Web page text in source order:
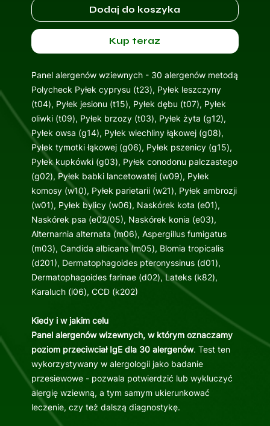
Dodaj do koszyka
Kup teraz
Panel alergenów wziewnych - 30 alergenów metodą
Polycheck Pyłek cyprysu (t23), Pyłek leszczyny
(t04), Pyłek jesionu (t15), Pyłek dębu (t07), Pyłek
oliwki (t09), Pyłek brzozy (t03), Pyłek żyta (g12),
Pyłek owsa (g14), Pyłek wiechliny łąkowej (g08),
Pyłek tymotki łąkowej (g06), Pyłek pszenicy (g15),
Pyłek kupkówki (g03), Pyłek conodonu palczastego
(g02), Pyłek babki lancetowatej (w09), Pyłek
komosy (w10), Pyłek parietarii (w21), Pyłek ambrozji
(w01), Pyłek bylicy (w06), Naskórek kota (e01),
Naskórek psa (e02/05), Naskórek konia (e03),
Alternarnia alternata (m06), Aspergillus fumigatus
(m03), Candida albicans (m05), Blomia tropicalis
(d201), Dermatophagoides pteronyssinus (d01),
Dermatophagoides farinae (d02), Lateks (k82),
Karaluch (i06), CCD (k202)
Kiedy i w jakim celu
Panel alergenów wizewnych, w którym oznaczamy
poziom przeciwciał IgE dla 30 alergenów. Test ten
wykorzystywany w alergologii jako badanie
przesiewowe - pozwala potwierdzić lub wykluczyć
alergię wziewną, a tym samym ukierunkować
leczenie, czy też dalszą diagnostykę.